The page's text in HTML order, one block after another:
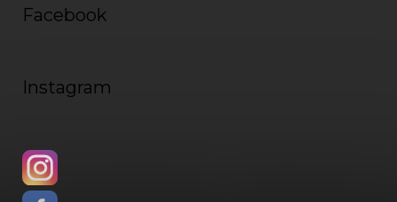
Facebook
Instagram